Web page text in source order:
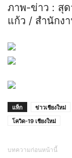
ภาพ-ข่าว : สุ
แก้ว / สำนักง
แท็ก ข่าวเชียงใหม่
โควิด-19 เชียงใหม่
บทความก่อนหน้านี้